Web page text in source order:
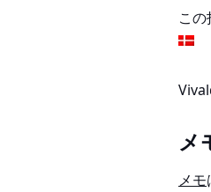
こ
メ
メモ